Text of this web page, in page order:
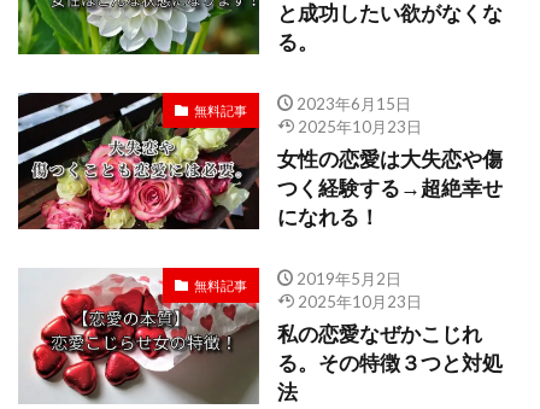
と成功したい欲がなくな
る。
無料記事
2023年6月15日
2025年10月23日
女性の恋愛は大失恋や傷
つく経験する→超絶幸せ
になれる！
無料記事
2019年5月2日
2025年10月23日
私の恋愛なぜかこじれ
る。その特徴３つと対処
法